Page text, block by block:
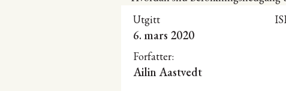
Utgitt
6. mars 2020
Forfatter:
Ailin Aastvedt